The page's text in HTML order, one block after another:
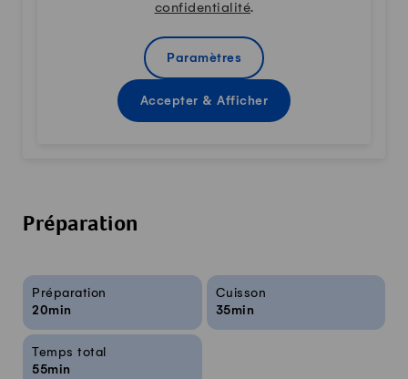
confidentialité.
Paramètres
Accepter & Afficher
Préparation
Infos sur la recette
Préparation
20min
Cuisson
35min
Temps total
55min